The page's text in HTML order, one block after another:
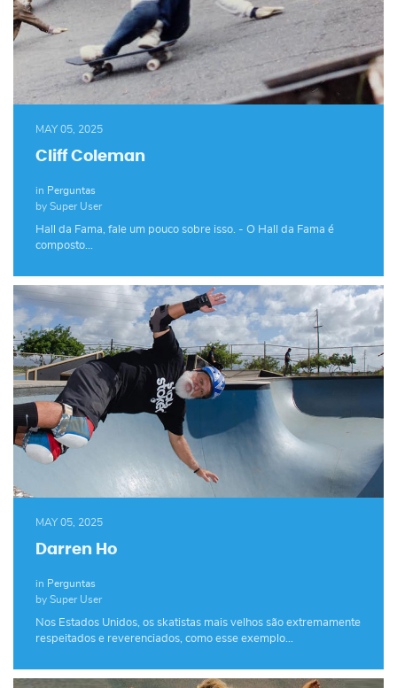
MAY 05, 2025
Cliff Coleman
in Perguntas
by Super User
Hall da Fama, fale um pouco sobre isso. - O Hall da Fama é
composto…
MAY 05, 2025
Darren Ho
in Perguntas
by Super User
Nos Estados Unidos, os skatistas mais velhos são extremamente
respeitados e reverenciados, como esse exemplo…